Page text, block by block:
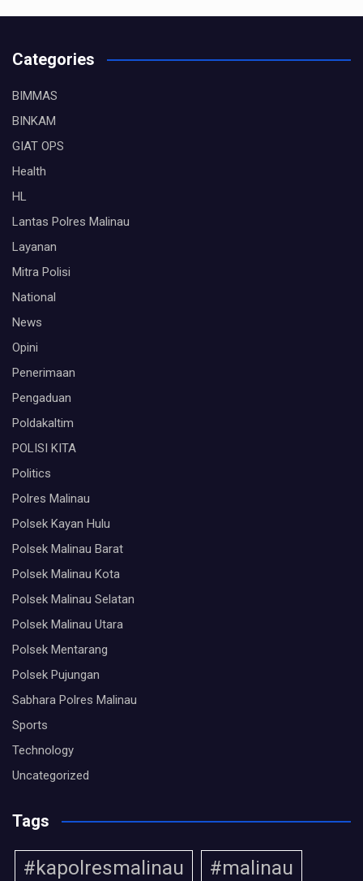
Categories
BIMMAS
BINKAM
GIAT OPS
Health
HL
Lantas Polres Malinau
Layanan
Mitra Polisi
National
News
Opini
Penerimaan
Pengaduan
Poldakaltim
POLISI KITA
Politics
Polres Malinau
Polsek Kayan Hulu
Polsek Malinau Barat
Polsek Malinau Kota
Polsek Malinau Selatan
Polsek Malinau Utara
Polsek Mentarang
Polsek Pujungan
Sabhara Polres Malinau
Sports
Technology
Uncategorized
Tags
#kapolresmalinau
#malinau